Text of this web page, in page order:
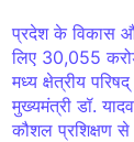
प्रदेश के विकास
लिए 30,055
मध्य क्षेत्रीय
मुख्यमंत्री डॉ. यादव
कौशल प्रशिक्षण से